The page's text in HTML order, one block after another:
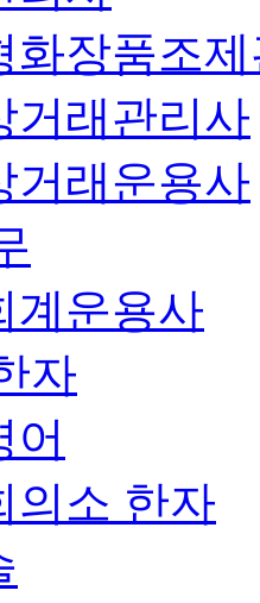
화장품조
거래관리사
거래운용사
계운용사
자
어
의소 한자